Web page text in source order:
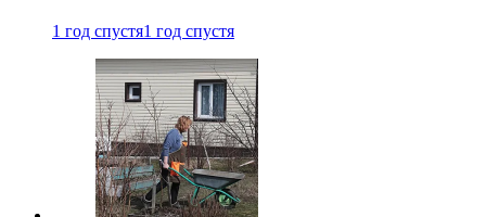
1 год спустя1 год спустя